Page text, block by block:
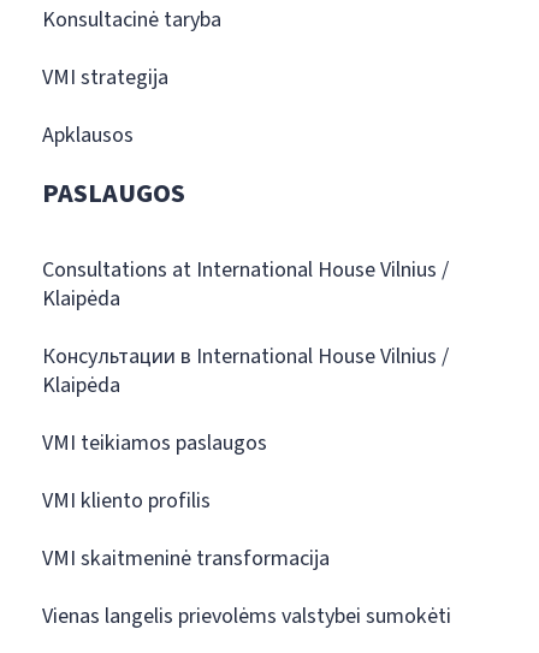
Konsultacinė taryba
VMI strategija
Apklausos
PASLAUGOS
Consultations at International House Vilnius /
Klaipėda
Консультации в International House Vilnius /
Klaipėda
VMI teikiamos paslaugos
VMI kliento profilis
VMI skaitmeninė transformacija
Vienas langelis prievolėms valstybei sumokėti